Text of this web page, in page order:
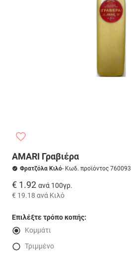
AMARI Γραβιέρα
Φρατζόλα Κιλό- Κωδ. προϊόντος 760093
€ 1.92 ανά 100γρ.
€ 19.18 ανά Κιλό
Επιλέξτε τρόπο κοπής:
Κομμάτι
Τριμμένο